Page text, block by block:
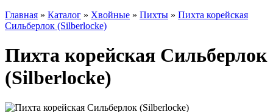
Главная » Каталог » Хвойные » Пихты » Пихта корейская
Сильберлок (Silberlocke)
Пихта корейская Сильберлок
(Silberlocke)